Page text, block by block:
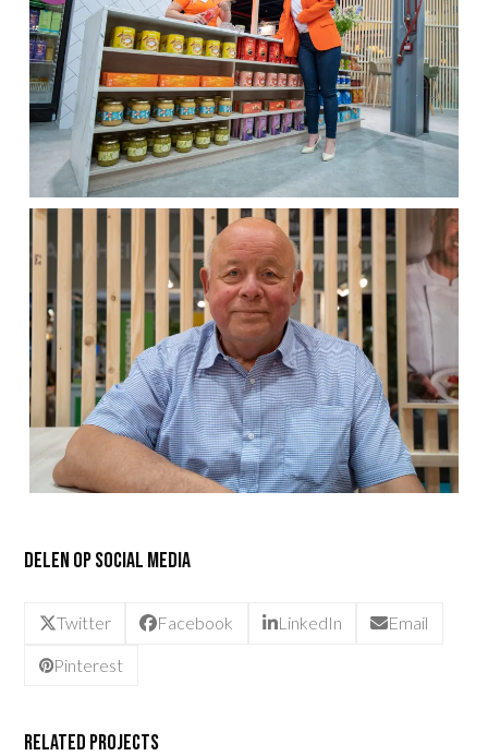
Delen op social media
Twitter Facebook LinkedIn Email
Pinterest
Related Projects